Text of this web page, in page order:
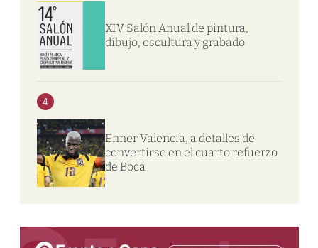
XIV Salón Anual de pintura,
dibujo, escultura y grabado
4
Enner Valencia, a detalles de
convertirse en el cuarto refuerzo
de Boca